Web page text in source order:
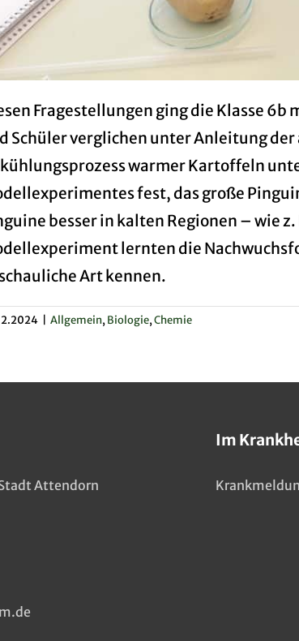
Fragestellungen ging die Klasse
Schüler verglichen unter Anleitung
warmer Kartoffeln
fest, das große
besser in kalten Regionen – wie
lernten die
Art kennen.
Allgemein, Biologie,Chemie
Attendorn
Im